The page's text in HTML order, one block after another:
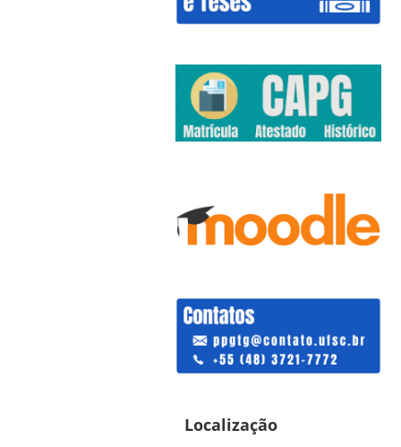
Localização